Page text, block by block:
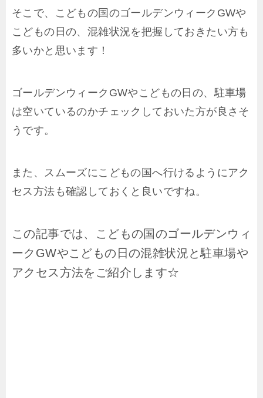
そこで、こどもの国のゴールデンウィークGWや
こどもの日の、混雑状況を把握しておきたい方も
多いかと思います！
ゴールデンウィークGWやこどもの日の、駐車場
は空いているのかチェックしておいた方が良さそ
うです。
また、スムーズにこどもの国へ行けるようにアク
セス方法も確認しておくと良いですね。
この記事では、こどもの国のゴールデンウィ
ークGWやこどもの日の混雑状況と駐車場や
アクセス方法をご紹介します☆